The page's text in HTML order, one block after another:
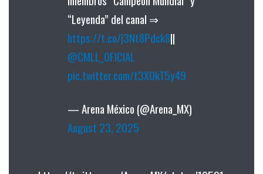
“Leyenda” del canal ⇒
https://t.co/j3Nt8Pdck8||
@CMLL_OFICIAL
pic.twitter.com/t3XOkT5y49
— Arena México (@Arena_MX)
August 23, 2025